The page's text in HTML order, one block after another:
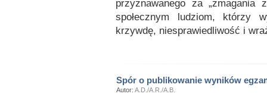
przyznawanego za
społecznym ludziom, którzy
krzywdę, niesprawiedliwość i
Spór o publikowanie wyników
Autor: A.D./A.R./A.B.